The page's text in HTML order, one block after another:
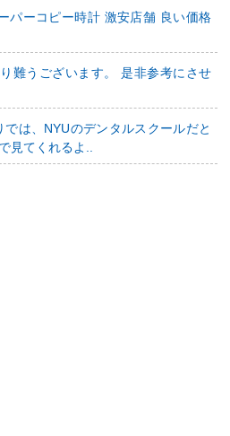
パーコピー時計 激安店舗 良い価格
難うございます。 是非参考にさせ
は、NYUのデンタルスクールだと
見てくれるよ..